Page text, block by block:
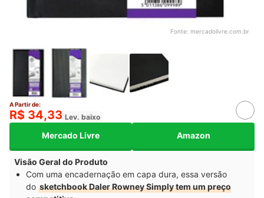
Fonte: mercadolivre.com.br
A Partir de:
R$ 34,33 Lev. baixo
Mercado Livre Amazon
Visão Geral do Produto
Com uma encadernação em capa dura, essa versão
do sketchbook Daler Rowney Simply tem um preço